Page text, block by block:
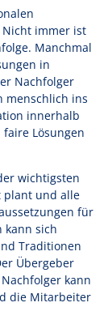
Nicht immer ist
Manchmal
in
Nachfolger
menschlich ins
innerhalb
Lösungen
wichtigsten
plant und alle
für
kann sich
Traditionen
Übergeber
kann
die Mitarbeiter